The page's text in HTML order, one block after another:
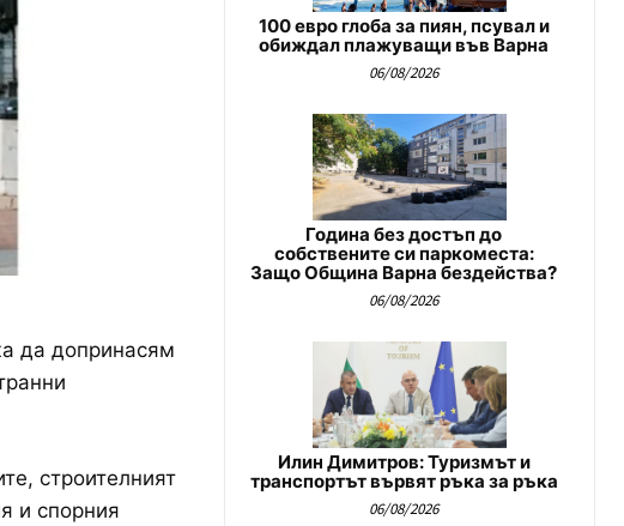
да допринасям
строителният
и спорния
100 евро глоба за пиян, псувал и
обиждал плажуващи във Варна
06/08/2026
Година без достъп до
собствените си паркоместа:
Защо Община Варна бездейства?
06/08/2026
Илин Димитров: Туризмът и
транспортът вървят ръка за ръка
06/08/2026